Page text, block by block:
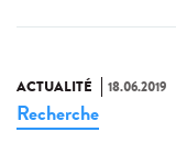
ACTUALITÉ 18.06.2019
Recherche